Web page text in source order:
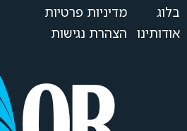
בלוג
אודותינו
מדיניות פרטיות
הצהרת נגישות